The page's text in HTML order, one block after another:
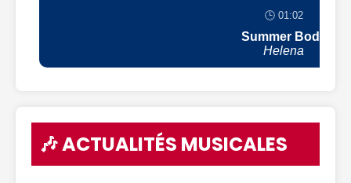
🕒 01:02
Summer Body
Helena
🎶 ACTUALITÉS MUSICALES